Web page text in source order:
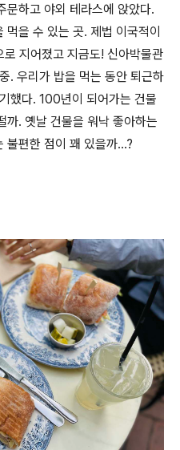
문하고 야외 테라스에 앉았다.
을 수 있는 곳. 제법 이국적이
지어졌고 지금도! 신아박물관
. 우리가 밥을 먹는 동안 퇴근하
했다. 100년이 되어가는 건물
까. 옛날 건물을 워낙 좋아하는
불편한 점이 꽤 있을까…?